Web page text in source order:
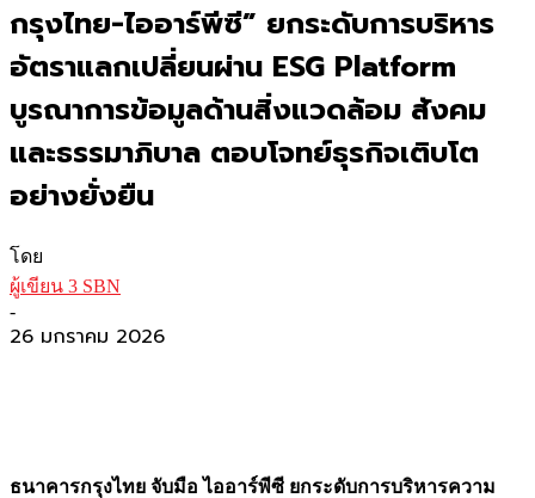
กรุงไทย-ไออาร์พีซี” ยกระดับการบริหาร
อัตราแลกเปลี่ยนผ่าน ESG Platform
บูรณาการข้อมูลด้านสิ่งแวดล้อม สังคม
และธรรมาภิบาล ตอบโจทย์ธุรกิจเติบโต
อย่างยั่งยืน
โดย
ผู้เขียน 3 SBN
-
26 มกราคม 2026
​ธนาคารกรุงไทย จับมือ ไออาร์พีซี ยกระดับการบริหารความ